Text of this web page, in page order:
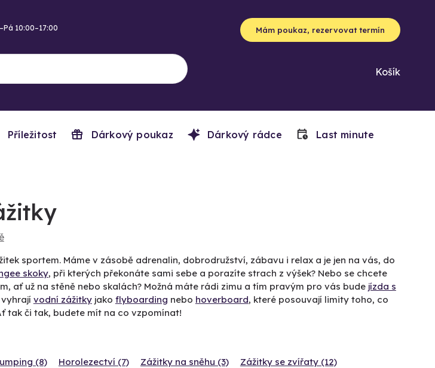
10:00–17:00 Mám poukaz, rezervovat termín
Košík
Příležitost Dárkový poukaz Dárkový rádce Last minute
sportem. Máme v zásobě adrenalin, dobrodružství, zábavu i relax a je jen na vás, do
skoky, při kterých překonáte sami sebe a porazíte strach z výšek? Nebo se chcete
ať už na stěně nebo skalách? Možná máte rádi zimu a tím pravým pro vás bude jízda s
vodní zážitkyjako flyboarding nebo hoverboard, které posouvají limity toho, co
tak či tak, budete mít na co vzpomínat!
(8) Horolezectví (7) Zážitky na sněhu (3) Zážitky se zvířaty (12)